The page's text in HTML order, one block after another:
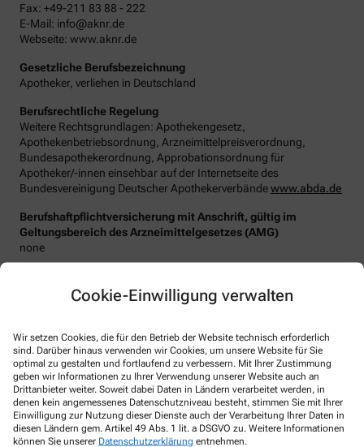
Cookie-Einwilligung verwalten
Wir setzen Cookies, die für den Betrieb der Website technisch erforderlich
sind. Darüber hinaus verwenden wir Cookies, um unsere Website für Sie
optimal zu gestalten und fortlaufend zu verbessern. Mit Ihrer Zustimmung
geben wir Informationen zu Ihrer Verwendung unserer Website auch an
Drittanbieter weiter. Soweit dabei Daten in Ländern verarbeitet werden, in
denen kein angemessenes Datenschutzniveau besteht, stimmen Sie mit Ihrer
Einwilligung zur Nutzung dieser Dienste auch der Verarbeitung Ihrer Daten in
diesen Ländern gem. Artikel 49 Abs. 1 lit. a DSGVO zu. Weitere Informationen
können Sie unserer Datenschutzerklärung entnehmen.
Fax: +49-211 83 88 - 222
E-Mail: info@aknr.de
Webseite: www.aknr.de
Gesetzliche Berufsbezeichnung
Apotheker, verliehen in Deutschland
Berufsrechtliche Regelung
Weitere Rechtsgrundlagen: Apothekengesetz,
Apothekenbetriebsordnung, Arzneimittelpreisverordnung,
Bundesapothekerordnung, Approbationsordnung für
Apotheker/-innen einsehbar auf der Internetseite des
Bundesvereinigung Deutscher Apothekerverbändewww.abda.de
Berufshaftpflichtversicherung mit Anschrift, gültig im
Geltungsbereich des Arzneimittelgesetzes (AMG)
none
Den/Die betriebliche/-n Datenschutzbeauftragte/-n unserer
Apotheke können Sie hier erreichen:
Telefon:
Fax:
Email:
Website :
Weitere Hinweise